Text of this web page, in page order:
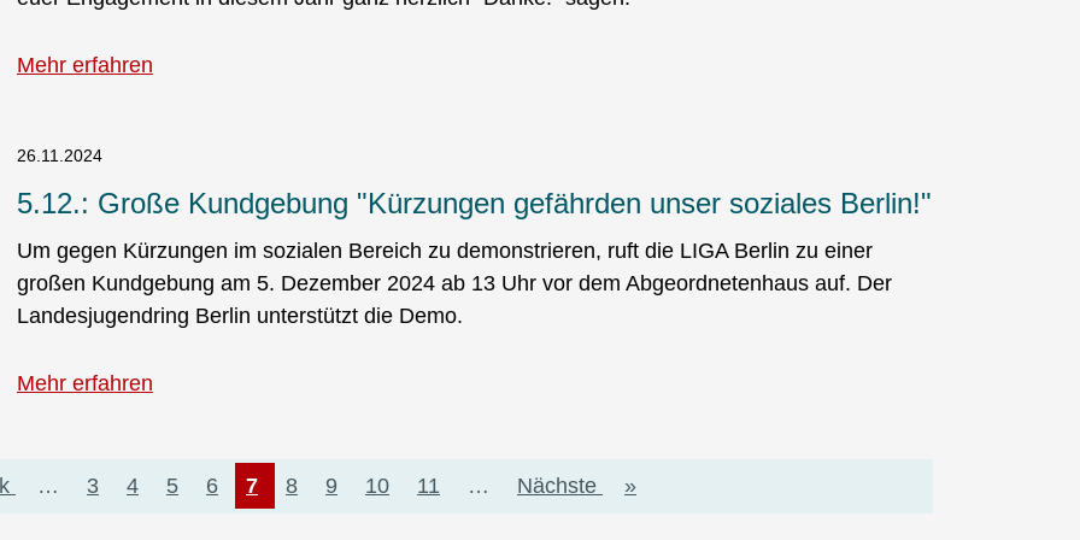
Mehr erfahren
26.11.2024
5.12.: Große Kundgebung "Kürzungen gefährden unser soziales Berlin!"
Um gegen Kürzungen im sozialen Bereich zu demonstrieren, ruft die LIGA Berlin zu einer
großen Kundgebung am 5. Dezember 2024 ab 13 Uhr vor dem Abgeordnetenhaus auf. Der
Landesjugendring Berlin unterstützt die Demo.
Mehr erfahren
… Page
3 Page
4 Page
5 Page
6
Aktuelle
Seite
7 Page
8 Page
9 Page
10 Page
11 …
Nächste
Nächste
Letzte
»